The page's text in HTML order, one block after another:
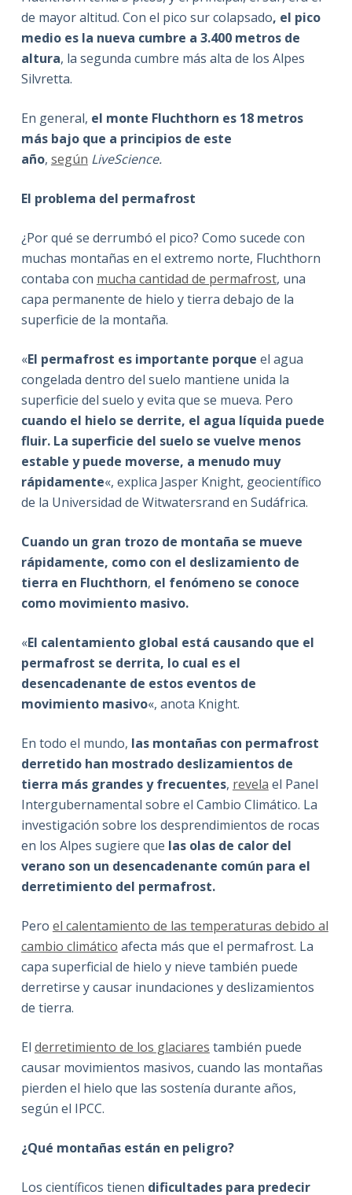
de mayor altitud. Con el pico sur colapsado, el pico
medio es la nueva cumbre a 3.400 metros de
altura, la segunda cumbre más alta de los Alpes
Silvretta.
En general, el monte Fluchthorn es 18 metros
más bajo que a principios de este
año, según LiveScience.
El problema del permafrost
¿Por qué se derrumbó el pico? Como sucede con
muchas montañas en el extremo norte, Fluchthorn
contaba con mucha cantidad de permafrost, una
capa permanente de hielo y tierra debajo de la
superficie de la montaña.
«El permafrost es importante porque el agua
congelada dentro del suelo mantiene unida la
superficie del suelo y evita que se mueva. Pero
cuando el hielo se derrite, el agua líquida puede
fluir. La superficie del suelo se vuelve menos
estable y puede moverse, a menudo muy
rápidamente«, explica Jasper Knight, geocientífico
de la Universidad de Witwatersrand en Sudáfrica.
Cuando un gran trozo de montaña se mueve
rápidamente, como con el deslizamiento de
tierra en Fluchthorn, el fenómeno se conoce
como movimiento masivo.
«El calentamiento global está causando que el
permafrost se derrita, lo cual es el
desencadenante de estos eventos de
movimiento masivo«, anota Knight.
En todo el mundo, las montañas con permafrost
derretido han mostrado deslizamientos de
tierra más grandes y frecuentes, revela el Panel
Intergubernamental sobre el Cambio Climático. La
investigación sobre los desprendimientos de rocas
en los Alpes sugiere que las olas de calor del
verano son un desencadenante común para el
derretimiento del permafrost.
Pero el calentamiento de las temperaturas debido al
cambio climático afecta más que el permafrost. La
capa superficial de hielo y nieve también puede
derretirse y causar inundaciones y deslizamientos
de tierra.
El derretimiento de los glaciares también puede
causar movimientos masivos, cuando las montañas
pierden el hielo que las sostenía durante años,
según el IPCC.
¿Qué montañas están en peligro?
Los científicos tienen dificultades para predecir